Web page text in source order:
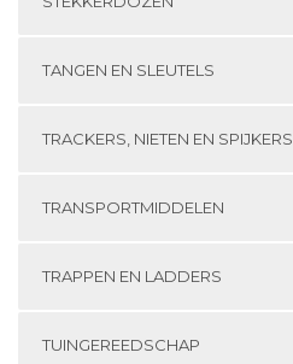
TANGEN EN SLEUTELS
TRACKERS, NIETEN EN SPIJKERS
TRANSPORTMIDDELEN
TRAPPEN EN LADDERS
TUINGEREEDSCHAP